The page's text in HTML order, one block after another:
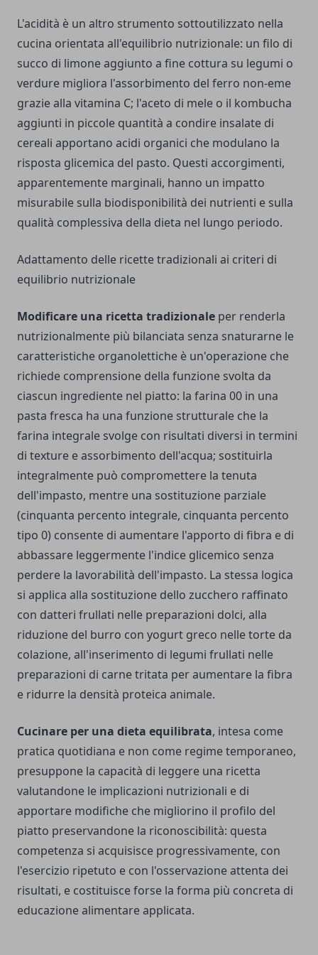
L'acidità è un altro strumento sottoutilizzato nella
cucina orientata all'equilibrio nutrizionale: un filo di
succo di limone aggiunto a fine cottura su legumi o
verdure migliora l'assorbimento del ferro non-eme
grazie alla vitamina C; l'aceto di mele o il kombucha
aggiunti in piccole quantità a condire insalate di
cereali apportano acidi organici che modulano la
risposta glicemica del pasto. Questi accorgimenti,
apparentemente marginali, hanno un impatto
misurabile sulla biodisponibilità dei nutrienti e sulla
qualità complessiva della dieta nel lungo periodo.
Adattamento delle ricette tradizionali ai criteri di
equilibrio nutrizionale
Modificare una ricetta tradizionale per renderla
nutrizionalmente più bilanciata senza snaturarne le
caratteristiche organolettiche è un'operazione che
richiede comprensione della funzione svolta da
ciascun ingrediente nel piatto: la farina 00 in una
pasta fresca ha una funzione strutturale che la
farina integrale svolge con risultati diversi in termini
di texture e assorbimento dell'acqua; sostituirla
integralmente può compromettere la tenuta
dell'impasto, mentre una sostituzione parziale
(cinquanta percento integrale, cinquanta percento
tipo 0) consente di aumentare l'apporto di fibra e di
abbassare leggermente l'indice glicemico senza
perdere la lavorabilità dell'impasto. La stessa logica
si applica alla sostituzione dello zucchero raffinato
con datteri frullati nelle preparazioni dolci, alla
riduzione del burro con yogurt greco nelle torte da
colazione, all'inserimento di legumi frullati nelle
preparazioni di carne tritata per aumentare la fibra
e ridurre la densità proteica animale.
Cucinare per una dieta equilibrata, intesa come
pratica quotidiana e non come regime temporaneo,
presuppone la capacità di leggere una ricetta
valutandone le implicazioni nutrizionali e di
apportare modifiche che migliorino il profilo del
piatto preservandone la riconoscibilità: questa
competenza si acquisisce progressivamente, con
l'esercizio ripetuto e con l'osservazione attenta dei
risultati, e costituisce forse la forma più concreta di
educazione alimentare applicata.